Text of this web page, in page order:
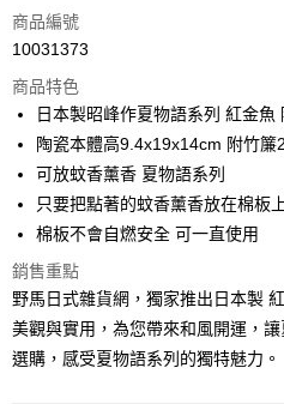
信用卡一次付款
3 期 0 利率 每期 NT$351
合作金庫商業銀行
華南商業銀行
國泰世華商業銀行
臺灣中小企業銀行
匯豐（台灣）商業銀行
聯邦商業銀行
玉山商業銀行
台新國際商業銀行
超商取貨付款
Apple Pay
街口支付
悠遊付
Google Pay
商品編號
10031373
商品特色
日本製昭峰作夏物語系列 紅金魚
陶瓷本體高9.4x19x14cm 附竹簾
可放蚊香薰香 夏物語系列
只要把點著的蚊香薰香放在棉板
棉板不會自燃安全 可一直使用
銷售重點
野馬日式雜貨網，獨家推出日本製
美觀與實用，為您帶來和風開運，
選購，感受夏物語系列的獨特魅力。